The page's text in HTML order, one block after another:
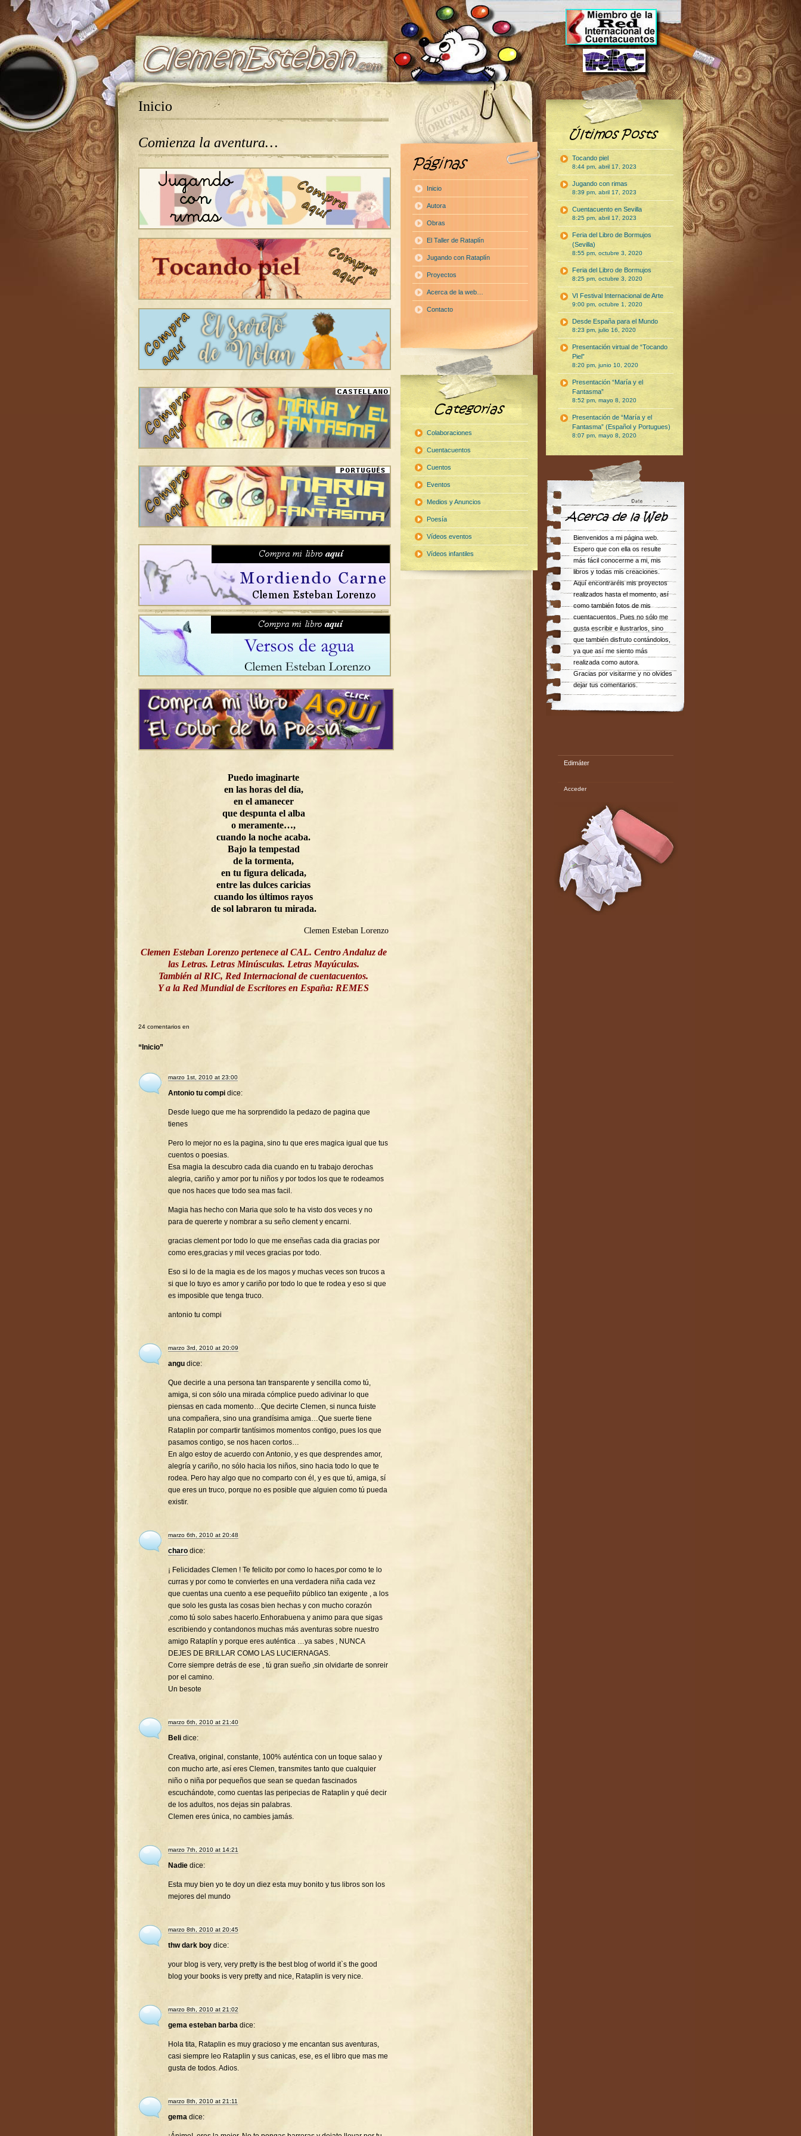
Inicio
Comienza la aventura…
Puedo imaginarte
en las horas del día,
en el amanecer
que despunta el alba
o meramente…,
cuando la noche acaba.
Bajo la tempestad
de la tormenta,
en tu figura delicada,
entre las dulces caricias
cuando los últimos rayos
de sol labraron tu mirada.
Clemen Esteban Lorenzo
Clemen Esteban Lorenzo pertenece al CAL. Centro Andaluz de
las Letras. Letras Minúsculas. Letras Mayúculas.
También al RIC, Red Internacional de cuentacuentos.
Y a la Red Mundial de Escritores en España: REMES
24 comentarios en
“Inicio”
marzo 1st, 2010 at 23:00
Antonio tu compi dice:
Desde luego que me ha sorprendido la pedazo de pagina que
tienes
Pero lo mejor no es la pagina, sino tu que eres magica igual que tus
cuentos o poesias.
Esa magia la descubro cada dia cuando en tu trabajo derochas
alegria, cariño y amor por tu niños y por todos los que te rodeamos
que nos haces que todo sea mas facil.
Magia has hecho con Maria que solo te ha visto dos veces y no
para de quererte y nombrar a su seño clement y encarni.
gracias clement por todo lo que me enseñas cada dia gracias por
como eres,gracias y mil veces gracias por todo.
Eso si lo de la magia es de los magos y muchas veces son trucos a
si que lo tuyo es amor y cariño por todo lo que te rodea y eso si que
es imposible que tenga truco.
antonio tu compi
marzo 3rd, 2010 at 20:09
angu dice:
Que decirle a una persona tan transparente y sencilla como tú,
amiga, si con sólo una mirada cómplice puedo adivinar lo que
piensas en cada momento…Que decirte Clemen, si nunca fuiste
una compañera, sino una grandísima amiga…Que suerte tiene
Rataplin por compartir tantísimos momentos contigo, pues los que
pasamos contigo, se nos hacen cortos…
En algo estoy de acuerdo con Antonio, y es que desprendes amor,
alegría y cariño, no sólo hacia los niños, sino hacia todo lo que te
rodea. Pero hay algo que no comparto con él, y es que tú, amiga, sí
que eres un truco, porque no es posible que alguien como tú pueda
existir.
marzo 6th, 2010 at 20:48
charo dice:
¡ Felicidades Clemen ! Te felicito por como lo haces,por como te lo
curras y por como te conviertes en una verdadera niña cada vez
que cuentas una cuento a ese pequeñito público tan exigente , a los
que solo les gusta las cosas bien hechas y con mucho corazón
,como tú solo sabes hacerlo.Enhorabuena y animo para que sigas
escribiendo y contandonos muchas más aventuras sobre nuestro
amigo Rataplín y porque eres auténtica …ya sabes , NUNCA
DEJES DE BRILLAR COMO LAS LUCIERNAGAS.
Corre siempre detrás de ese , tú gran sueño ,sin olvidarte de sonreir
por el camino.
Un besote
marzo 6th, 2010 at 21:40
Beli dice:
Creativa, original, constante, 100% auténtica con un toque salao y
con mucho arte, así eres Clemen, transmites tanto que cualquier
niño o niña por pequeños que sean se quedan fascinados
escuchándote, como cuentas las peripecias de Rataplin y qué decir
de los adultos, nos dejas sin palabras.
Clemen eres única, no cambies jamás.
marzo 7th, 2010 at 14:21
Nadie dice:
Esta muy bien yo te doy un diez esta muy bonito y tus libros son los
mejores del mundo
marzo 8th, 2010 at 20:45
thw dark boy dice:
your blog is very, very pretty is the best blog of world it`s the good
blog your books is very pretty and nice, Rataplin is very nice.
marzo 8th, 2010 at 21:02
gema esteban barba dice:
Hola tita, Rataplin es muy gracioso y me encantan sus aventuras,
casi siempre leo Rataplin y sus canicas, ese, es el libro que mas me
gusta de todos. Adios.
marzo 8th, 2010 at 21:11
gema dice:
Inicio
Autora
Obras
El Taller de Rataplín
Jugando con Rataplín
Proyectos
Acerca de la web…
Contacto
Colaboraciones
Cuentacuentos
Cuentos
Eventos
Medios y Anuncios
Poesía
Vídeos eventos
Vídeos infantiles
Tocando piel
8:44 pm, abril 17, 2023
Jugando con rimas
8:39 pm, abril 17, 2023
Cuentacuento en Sevilla
8:25 pm, abril 17, 2023
Feria del Libro de Bormujos
(Sevilla)
8:55 pm, octubre 3, 2020
Feria del Libro de Bormujos
8:25 pm, octubre 3, 2020
VI Festival Internacional de Arte
9:00 pm, octubre 1, 2020
Desde España para el Mundo
8:23 pm, julio 16, 2020
Presentación virtual de “Tocando
Piel”
8:20 pm, junio 10, 2020
Presentación “María y el
Fantasma”
8:52 pm, mayo 8, 2020
Presentación de “María y el
Fantasma” (Español y Portugues)
8:07 pm, mayo 8, 2020
Bienvenidos a mi página web.
Espero que con ella os resulte
más fácil conocerme a mi, mis
libros y todas mis creaciones.
Aquí encontraréis mis proyectos
realizados hasta el momento, así
como también fotos de mis
cuentacuentos. Pues no sólo me
gusta escribir e ilustrarlos, sino
que también disfruto contándolos,
ya que así me siento más
realizada como autora.
Gracias por visitarme y no olvides
dejar tus comentarios.
Edimáter
Acceder